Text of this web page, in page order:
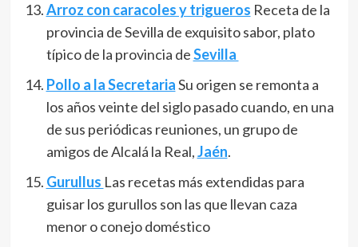
Arroz con caracoles y trigueros Receta de la
provincia de Sevilla de exquisito sabor, plato
típico de la provincia deSevilla
Pollo a la SecretariaSu origen se remonta a
los años veinte del siglo pasado cuando, en una
de sus periódicas reuniones, un grupo de
amigos de Alcalá la Real,Jaén.
Gurullus Las recetas más extendidas para
guisar los gurullos son las que llevan caza
menor o conejo doméstico